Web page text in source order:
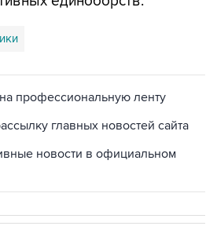
профессиональную ленту
главных новостей сайта
новости в официальном